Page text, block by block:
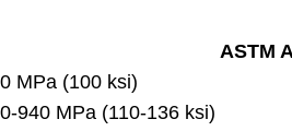
ASTM
MPa (100 ksi)
940 MPa (110-136 ksi)